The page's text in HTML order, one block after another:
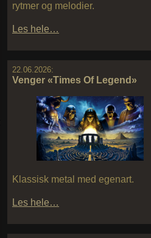
rytmer og melodier.
Les hele…
22.06.2026:
Venger «Times Of Legend»
Klassisk metal med egenart.
Les hele…